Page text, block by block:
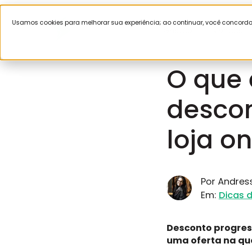
Usamos cookies para melhorar sua experiência; ao continuar, você
O
loja
Por
Em: Dicas
Desconto
uma oferta na